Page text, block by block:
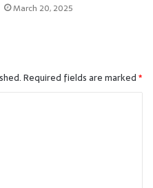
March 20, 2025
Required fields are marked*